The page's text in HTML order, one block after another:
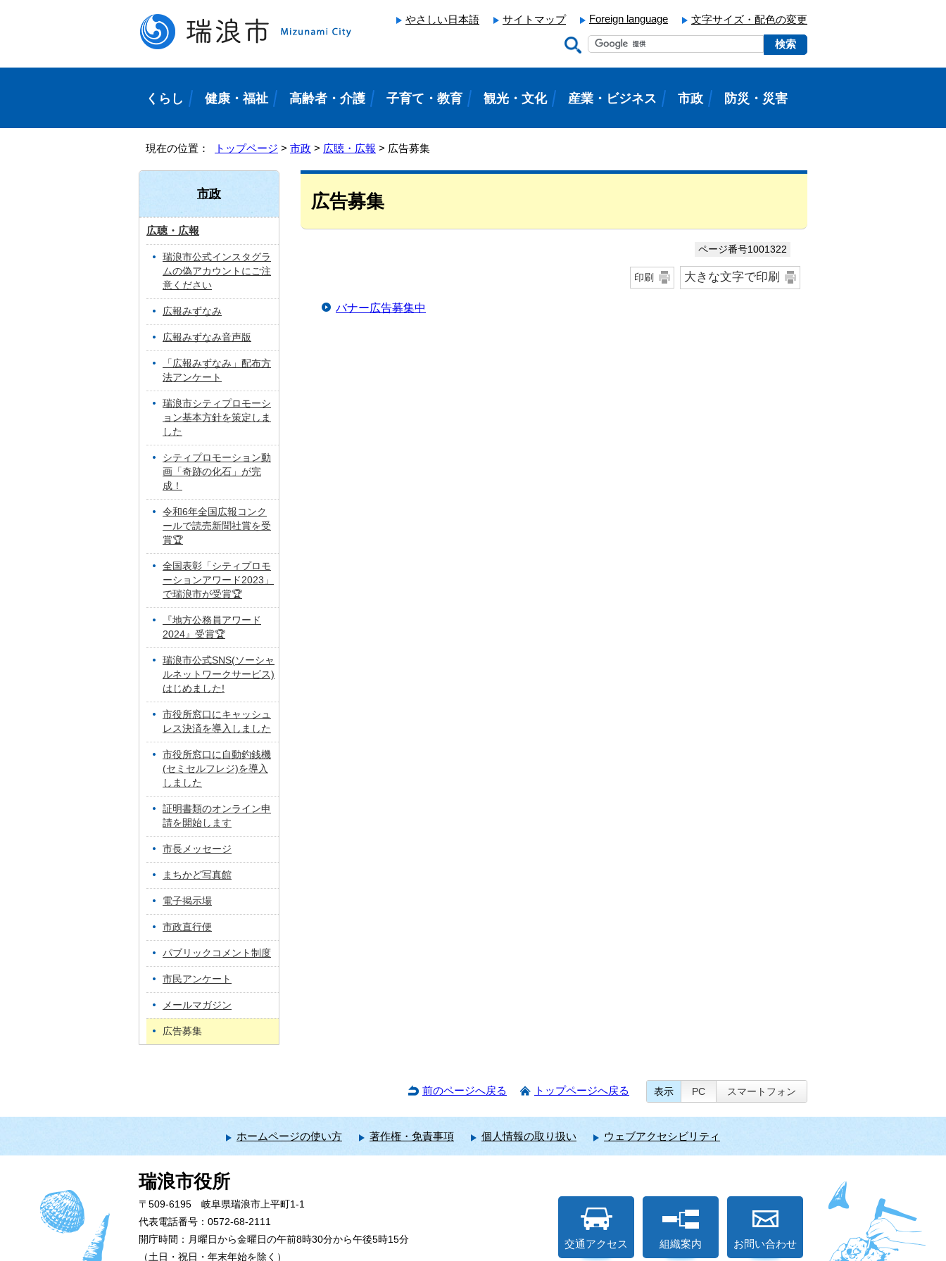
やさしい日本語 サイトマップ Foreign language 文字サイズ・配色の変更
くらし 健康・福祉 高齢者・介護 子育て・教育 観光・文化 産業・ビジネス 市政 防災・災害
現在の位置： トップページ > 市政 > 広聴・広報 > 広告募集
広告募集
ページ番号1001322
印刷 大きな文字で印刷
バナー広告募集中
市政
広聴・広報
瑞浪市公式インスタグラ
ムの偽アカウントにご注
意ください
広報みずなみ
広報みずなみ音声版
「広報みずなみ」配布方
法アンケート
瑞浪市シティプロモーシ
ョン基本方針を策定しま
した
シティプロモーション動
画「奇跡の化石」が完
成！
令和6年全国広報コンク
ールで読売新聞社賞を受
賞🏆
全国表彰「シティプロモ
ーションアワード2023」
で瑞浪市が受賞🏆
『地方公務員アワード
2024』受賞🏆
瑞浪市公式SNS(ソーシャ
ルネットワークサービス)
はじめました!
市役所窓口にキャッシュ
レス決済を導入しました
市役所窓口に自動釣銭機
(セミセルフレジ)を導入
しました
証明書類のオンライン申
請を開始します
市長メッセージ
まちかど写真館
電子掲示場
市政直行便
パブリックコメント制度
市民アンケート
メールマガジン
広告募集
前のページへ戻る トップページへ戻る 表示 PC スマートフォン
ホームページの使い方 著作権・免責事項 個人情報の取り扱い ウェブアクセシビリティ
瑞浪市役所
〒509-6195 岐阜県瑞浪市上平町1-1
代表電話番号：0572-68-2111
開庁時間：月曜日から金曜日の午前8時30分から午後5時15分
（土日・祝日・年末年始を除く）
交通アクセス 組織案内 お問い合わせ